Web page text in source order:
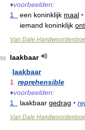
♦voorbeelden:
1
een koninklijk maal •
iemand koninklijk
Van Dale
99
laakbaar
laakbaar
1 reprehensible
♦voorbeelden:
1
laakbaar gedrag •
Van Dale